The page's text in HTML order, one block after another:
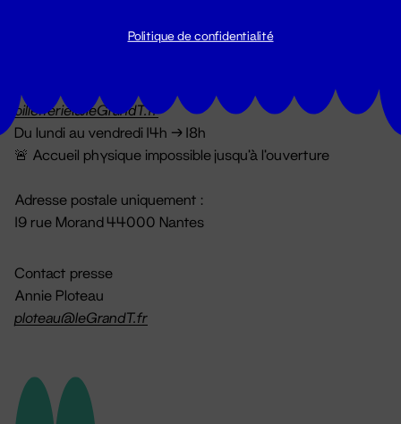
billetterie@leGrandT.fr
Du lundi au vendredi 14h → 18h
🚨 Accueil physique impossible jusqu'à l'ouverture
Adresse postale uniquement :
19 rue Morand 44000 Nantes
Contact presse
Annie Ploteau
ploteau@leGrandT.fr
Politique de confidentialité